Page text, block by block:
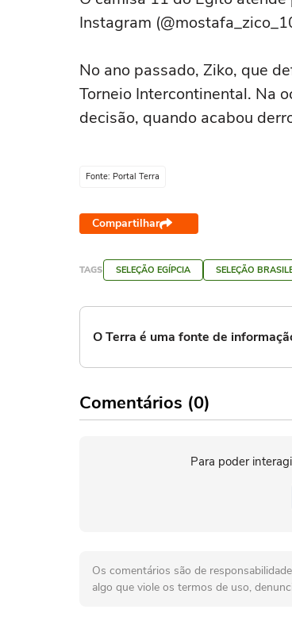
Instagram
No ano passado, Ziko, que
Torneio Intercontinental. Na
decisão, quando acabou
Fonte: Portal Terra
Compartilhar
TAGS SELEÇÃO EGÍPCIA SELEÇÃO
O Terra é uma fonte de
Comentários (0)
Para poder
Os comentários são de
algo que viole os termos de uso,